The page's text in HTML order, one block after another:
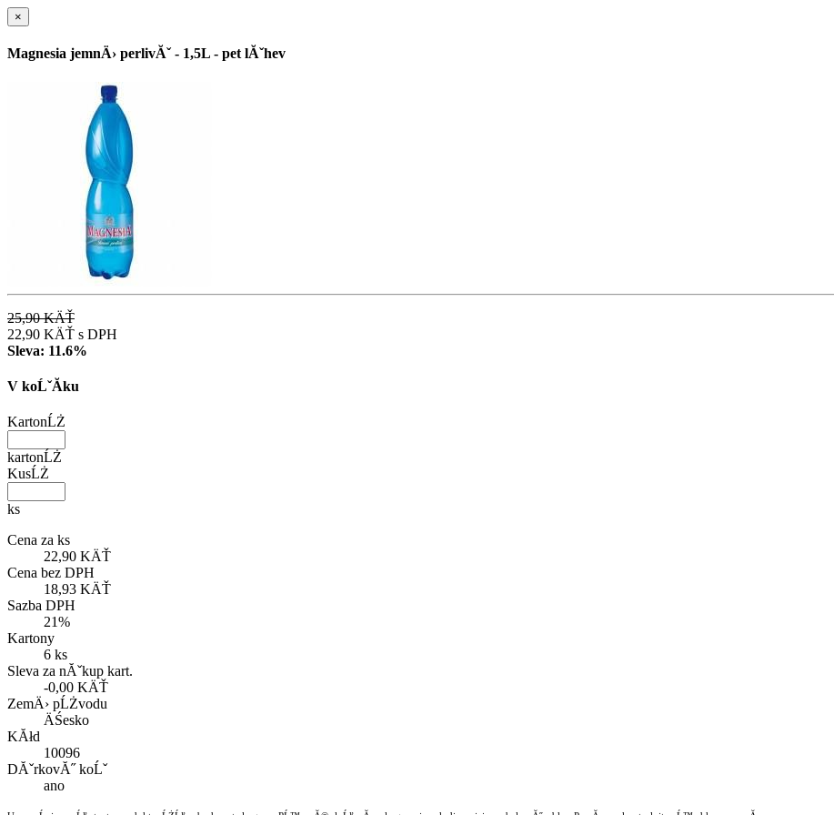
×
Magnesia jemnÄ› perlivĂˇ - 1,5L - pet lĂˇhev
25,90 KÄŤ
22,90 KÄŤ s DPH
Sleva: 11.6%
V koĹˇĂ­ku
KartonĹŻ
kartonĹŻ
KusĹŻ
ks
Cena za ks
22,90 KÄŤ
Cena bez DPH
18,93 KÄŤ
Sazba DPH
21%
Kartony
6 ks
Sleva za nĂˇkup kart.
-0,00 KÄŤ
ZemÄ› pĹŻvodu
ÄŚesko
KĂłd
10096
DĂˇrkovĂ˝ koĹˇ
ano